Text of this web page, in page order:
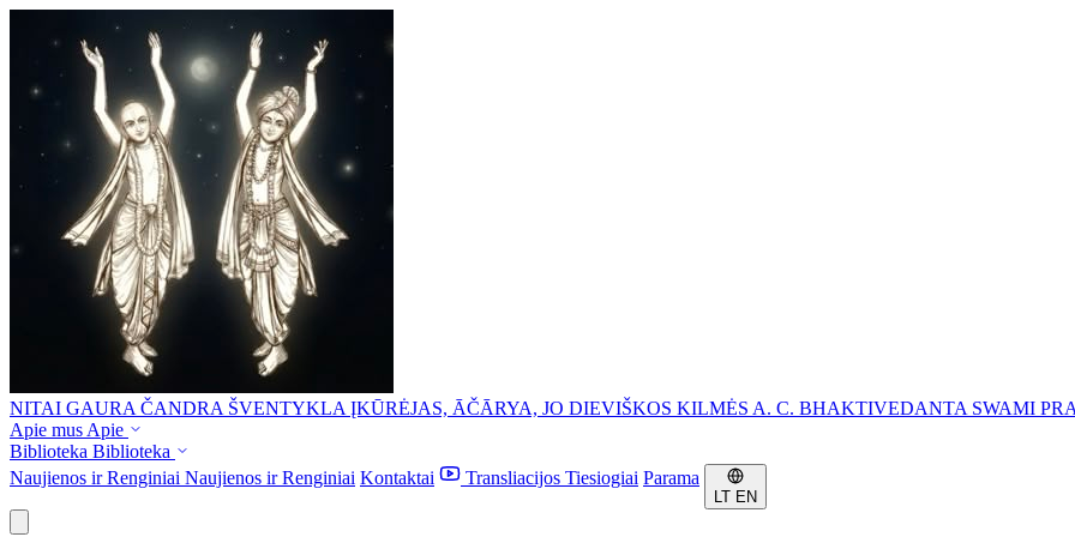
NITAI GAURA ČANDRA ŠVENTYKLA ĮKŪRĖJAS, ĀČĀRYA, JO DIEVIŠKOS KILMĖS A. C. BHAKTIVEDANTA SWAMI
Apie mus Apie
Biblioteka Biblioteka
Naujienos ir Renginiai Naujienos ir Renginiai Kontaktai Transliacijos Tiesiogiai Parama
LT EN